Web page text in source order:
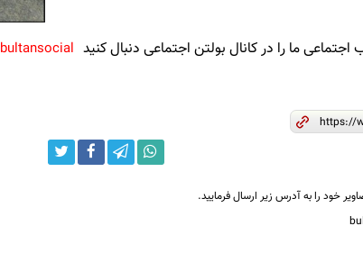
ما را در کانال بولتن اجتماعی دنبال کنید bultansocial@
خود را به آدرس زیر ارسال فرمایید.